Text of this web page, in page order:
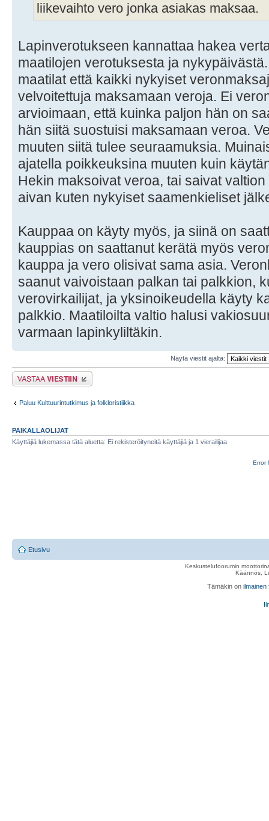
liikevaihto vero jonka asiakas maksaa.
Lapinverotukseen kannattaa hakea
maatilojen verotuksesta ja
maatilat että kaikki nykyiset
velvoitettuja maksamaan veroja. Ei
arvioimaan, että kuinka paljon hän on
hän siitä suostuisi maksamaan veroa.
muuten siitä tulee seuraamuksia.
ajatella poikkeuksina muuten kuin
Hekin maksoivat veroa, tai saivat
aivan kuten nykyiset saamenkieliset
Kauppaa on käyty myös, ja siinä on
kauppias on saattanut kerätä myös
kauppa ja vero olisivat sama asia.
saanut vaivoistaan palkan tai palkkion,
verovirkailijat, ja yksinoikeudella käyty
palkkio. Maatiloilta valtio halusi
varmaan lapinkyliltäkin.
Näytä viestit ajalta:
Lähetä vastaus
Paluu Kulttuurintutkimus ja folkloristiikka
PAIKALLAOLIJAT
Käyttäjiä lukemassa tätä aluetta: Ei rekisteröityneitä käyttäjiä ja 1 vierailijaa
Error
Etusivu
Keskustelufoorumin
Käännös,
Tämäkin on ilmainen